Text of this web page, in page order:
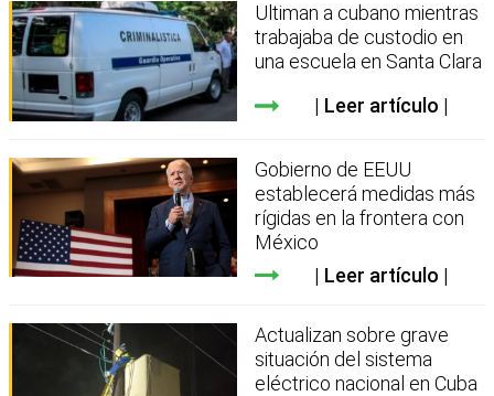
Ultiman a cubano mientras
trabajaba de custodio en
una escuela en Santa Clara
Leer artículo
Gobierno de EEUU
establecerá medidas más
rígidas en la frontera con
México
Leer artículo
Actualizan sobre grave
situación del sistema
eléctrico nacional en Cuba